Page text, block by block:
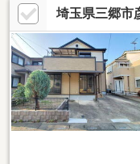
埼玉県三郷市